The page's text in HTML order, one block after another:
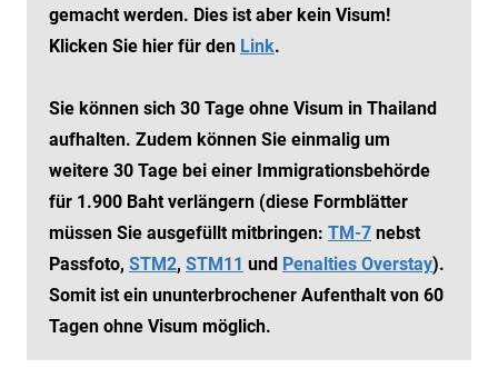
gemacht werden. Dies ist aber kein Visum!
Klicken Sie hier für den Link.
Sie können sich 30 Tage ohne Visum in Thailand
aufhalten. Zudem können Sie einmalig um
weitere 30 Tage bei einer Immigrationsbehörde
für 1.900 Baht verlängern (diese Formblätter
müssen Sie ausgefüllt mitbringen: TM-7 nebst
Passfoto, STM2, STM11 und Penalties Overstay).
Somit ist ein ununterbrochener Aufenthalt von 60
Tagen ohne Visum möglich.